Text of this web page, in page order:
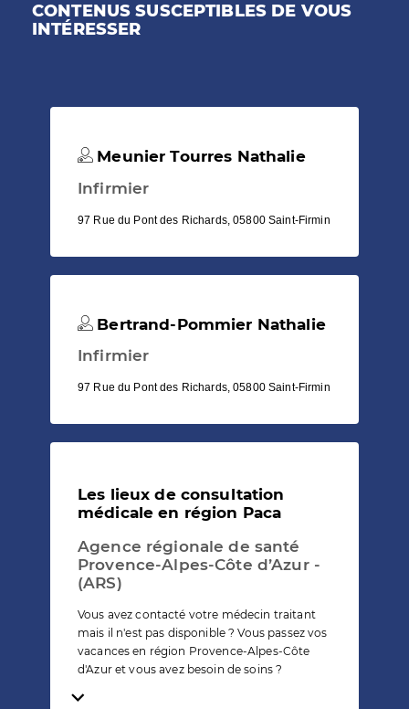
CONTENUS SUSCEPTIBLES DE VOUS
INTÉRESSER
Meunier Tourres Nathalie
Infirmier
97 Rue du Pont des Richards, 05800 Saint-Firmin
Bertrand-Pommier Nathalie
Infirmier
97 Rue du Pont des Richards, 05800 Saint-Firmin
Les lieux de consultation
médicale en région Paca
Agence régionale de santé
Provence-Alpes-Côte d’Azur -
(ARS)
Vous avez contacté votre médecin traitant
mais il n'est pas disponible ? Vous passez vos
vacances en région Provence-Alpes-Côte
d'Azur et vous avez besoin de soins ?
Temps de lecture